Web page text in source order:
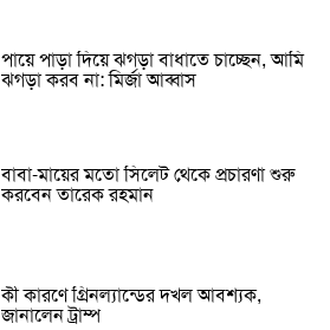
পায়ে পাড়া দিয়ে ঝগড়া বাধাতে চাচ্ছেন, আমি
ঝগড়া করব না: মির্জা আব্বাস
বাবা-মায়ের মতো সিলেট থেকে প্রচারণা শুরু
করবেন তারেক রহমান
কী কারণে গ্রিনল্যান্ডের দখল আবশ্যক,
জানালেন ট্রাম্প